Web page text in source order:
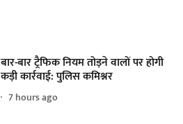
बार-बार ट्रैफिक नियम तोड़ने वालों पर होगी
कड़ी कार्रवाई: पुलिस कमिश्नर
7 hours ago